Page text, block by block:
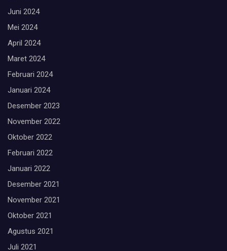
Juni 2024
Mei 2024
April 2024
Maret 2024
Februari 2024
Januari 2024
Desember 2023
November 2022
Oktober 2022
Februari 2022
Januari 2022
Desember 2021
November 2021
Oktober 2021
Agustus 2021
Juli 2021